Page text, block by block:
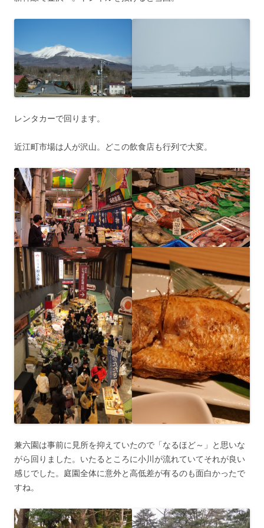
レンタカーで回ります。
近江町市場は人が沢山。どこの飲食店も行列で大変。
兼六園は事前に見所を抑えていたので「なるほど～」と思いな
がら回りました。いたるところに小川が流れていてそれが良い
感じでした。庭園全体に意外と高低差が有るのも面白かったで
すね。